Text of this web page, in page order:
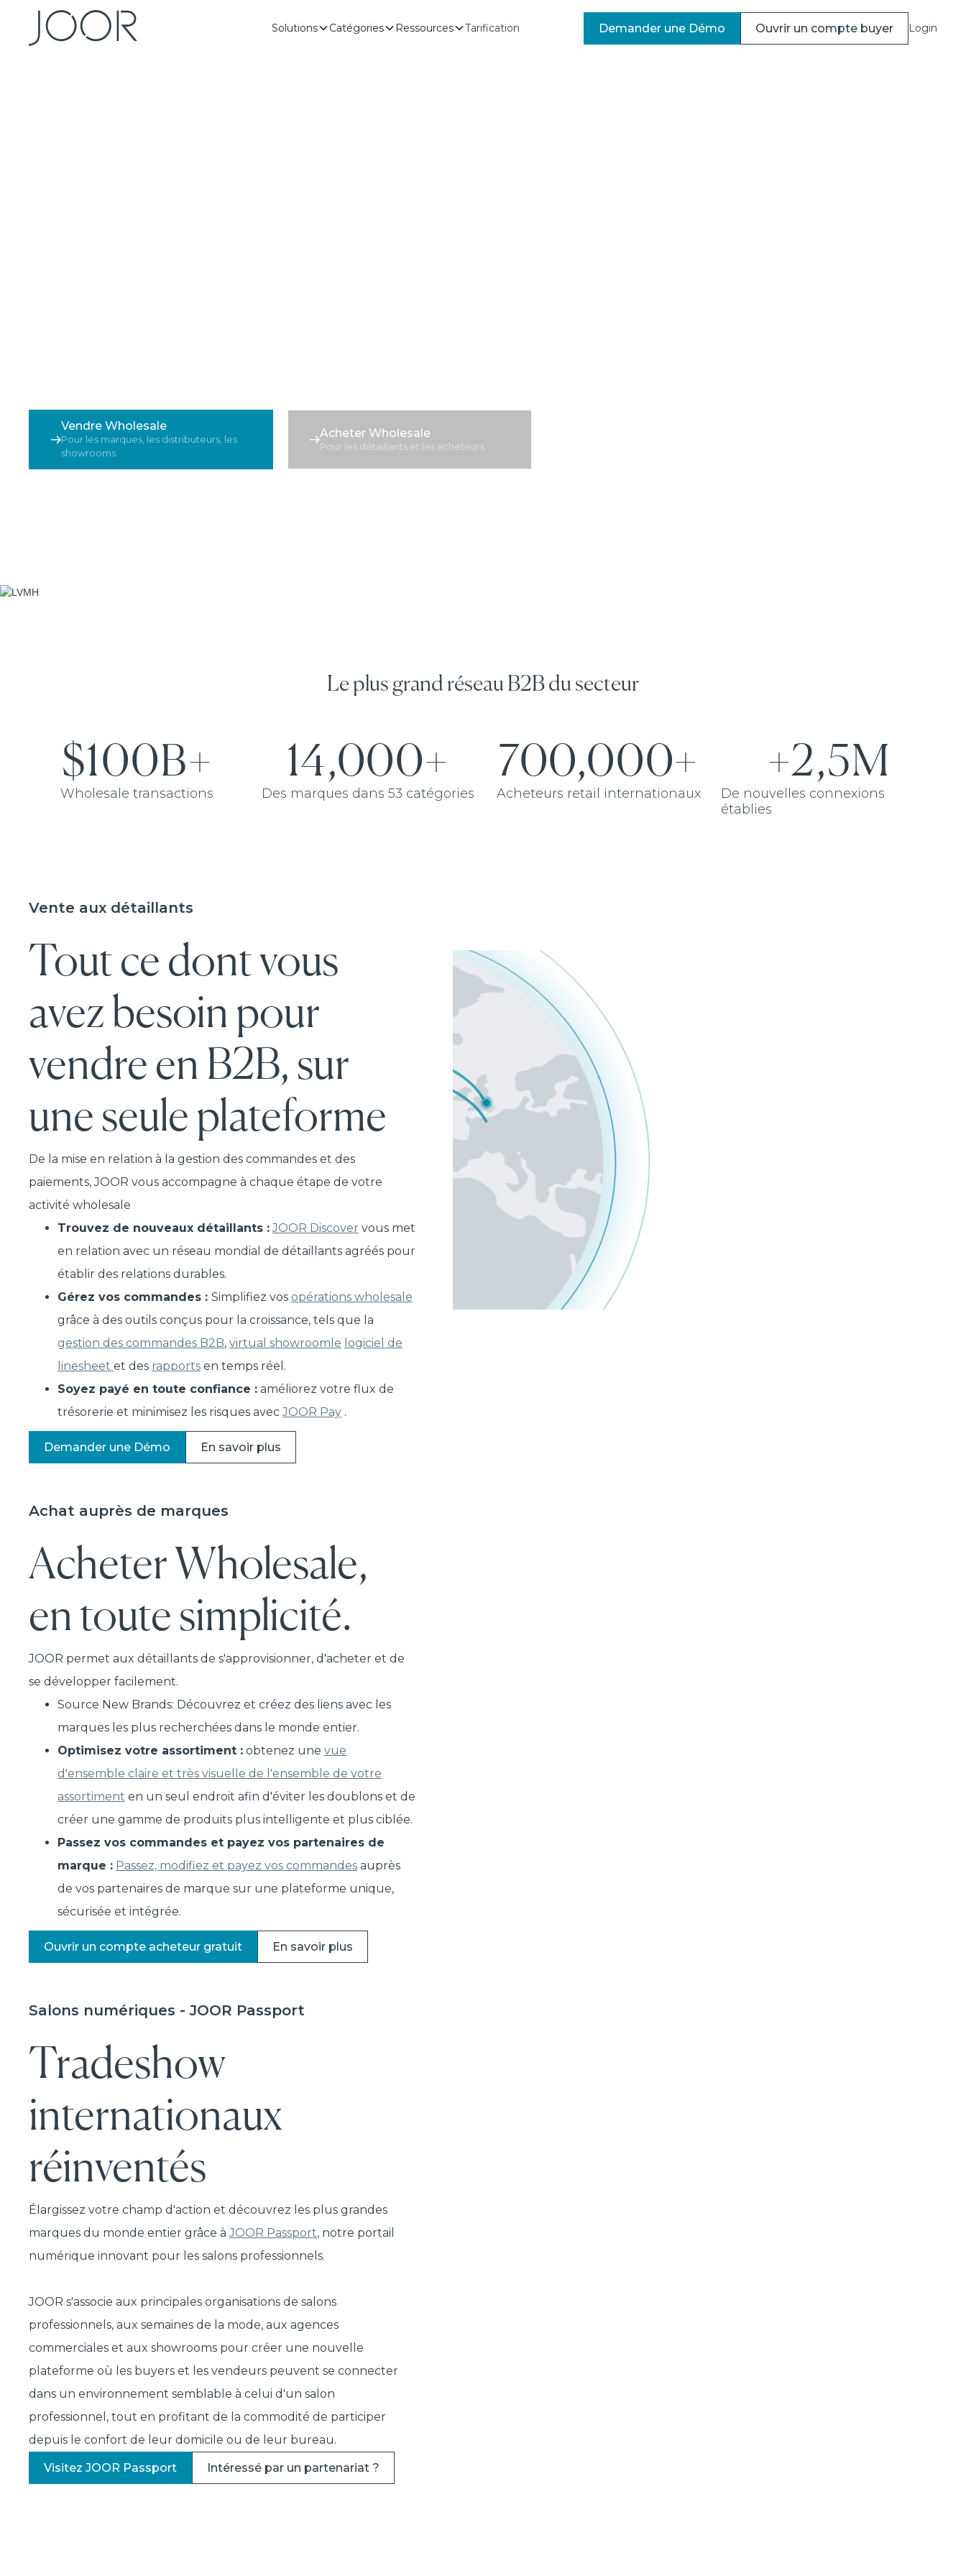
Solutions Catégories Ressources Tarification Demander une Démo Ouvrir un compte buyer Login
Vendre Wholesale
Pour les marques, les distributeurs, les
showrooms
Acheter Wholesale
Pour les détaillants et les acheteurs
Le plus grand réseau B2B du secteur
$100B+
Wholesale transactions
14,000+
Des marques dans 53 catégories
700,000+
Acheteurs retail internationaux
+2,5M
De nouvelles connexions
établies
Vente aux détaillants
Tout ce dont vous
avez besoin pour
vendre en B2B, sur
une seule plateforme
De la mise en relation à la gestion des commandes et des
paiements, JOOR vous accompagne à chaque étape de votre
activité wholesale
Trouvez de nouveaux détaillants : JOOR Discover vous met
en relation avec un réseau mondial de détaillants agréés pour
établir des relations durables.
Gérez vos commandes : Simplifiez vos opérations wholesale
grâce à des outils conçus pour la croissance, tels que la
gestion des commandes B2B, virtual showroomle logiciel de
linesheet et des rapports en temps réel.
Soyez payé en toute confiance : améliorez votre flux de
trésorerie et minimisez les risques avecJOOR Pay .
Demander une Démo En savoir plus
Achat auprès de marques
Acheter Wholesale,
en toute simplicité.
JOOR permet aux détaillants de s'approvisionner, d'acheter et de
se développer facilement.
Source New Brands: Découvrez et créez des liens avec les
marques les plus recherchées dans le monde entier.
Optimisez votre assortiment : obtenez une vue
d'ensemble claire et très visuelle de l'ensemble de votre
assortiment en un seul endroit afin d'éviter les doublons et de
créer une gamme de produits plus intelligente et plus ciblée.
Passez vos commandes et payez vos partenaires de
marque : Passez, modifiez et payez vos commandes auprès
de vos partenaires de marque sur une plateforme unique,
sécurisée et intégrée.
Ouvrir un compte acheteur gratuit En savoir plus
Salons numériques - JOOR Passport
Tradeshow
internationaux
réinventés
Élargissez votre champ d'action et découvrez les plus grandes
marques du monde entier grâce àJOOR Passport, notre portail
numérique innovant pour les salons professionnels.
JOOR s'associe aux principales organisations de salons
professionnels, aux semaines de la mode, aux agences
commerciales et aux showrooms pour créer une nouvelle
plateforme où les buyers et les vendeurs peuvent se connecter
dans un environnement semblable à celui d'un salon
professionnel, tout en profitant de la commodité de participer
depuis le confort de leur domicile ou de leur bureau.
Visitez JOOR Passport Intéressé par un partenariat ?